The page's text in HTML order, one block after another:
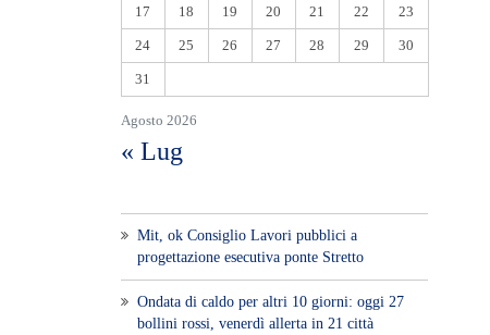
Agosto 2026
17 18 19 20 21 22 23
24 25 26 27 28 29 30
31
« Lug
Mit, ok Consiglio Lavori pubblici a
progettazione esecutiva ponte Stretto
Ondata di caldo per altri 10 giorni: oggi 27
bollini rossi, venerdì allerta in 21 città